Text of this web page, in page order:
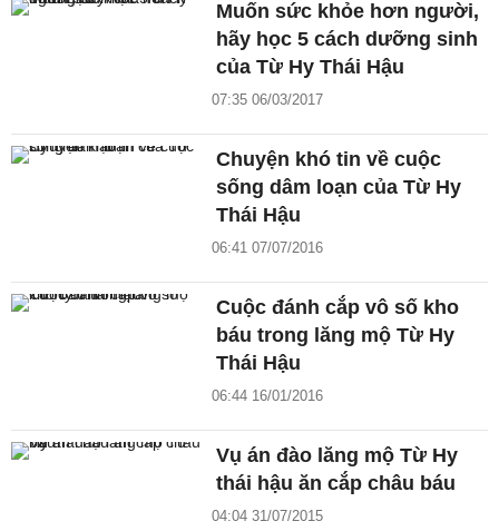
Muốn sức khỏe hơn người,
hãy học 5 cách dưỡng sinh
của Từ Hy Thái Hậu
07:35 06/03/2017
Chuyện khó tin về cuộc
sống dâm loạn của Từ Hy
Thái Hậu
06:41 07/07/2016
Cuộc đánh cắp vô số kho
báu trong lăng mộ Từ Hy
Thái Hậu
06:44 16/01/2016
Vụ án đào lăng mộ Từ Hy
thái hậu ăn cắp châu báu
04:04 31/07/2015